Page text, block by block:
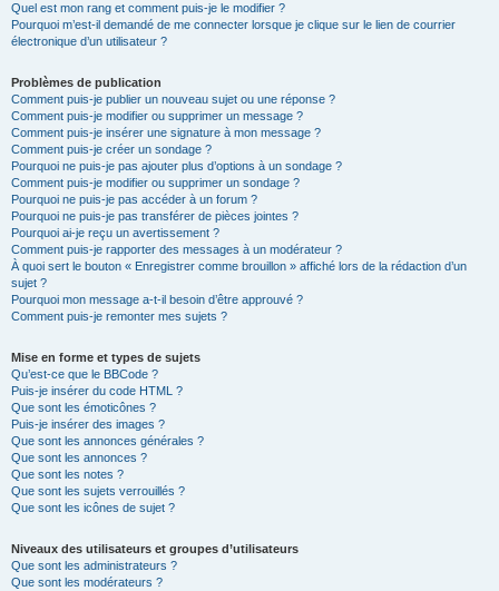
Quel est mon rang et comment puis-je le modifier ?
Pourquoi m’est-il demandé de me connecter lorsque je clique sur le lien de courrier
électronique d’un utilisateur ?
Problèmes de publication
Comment puis-je publier un nouveau sujet ou une réponse ?
Comment puis-je modifier ou supprimer un message ?
Comment puis-je insérer une signature à mon message ?
Comment puis-je créer un sondage ?
Pourquoi ne puis-je pas ajouter plus d’options à un sondage ?
Comment puis-je modifier ou supprimer un sondage ?
Pourquoi ne puis-je pas accéder à un forum ?
Pourquoi ne puis-je pas transférer de pièces jointes ?
Pourquoi ai-je reçu un avertissement ?
Comment puis-je rapporter des messages à un modérateur ?
À quoi sert le bouton « Enregistrer comme brouillon » affiché lors de la rédaction d’un
sujet ?
Pourquoi mon message a-t-il besoin d’être approuvé ?
Comment puis-je remonter mes sujets ?
Mise en forme et types de sujets
Qu’est-ce que le BBCode ?
Puis-je insérer du code HTML ?
Que sont les émoticônes ?
Puis-je insérer des images ?
Que sont les annonces générales ?
Que sont les annonces ?
Que sont les notes ?
Que sont les sujets verrouillés ?
Que sont les icônes de sujet ?
Niveaux des utilisateurs et groupes d’utilisateurs
Que sont les administrateurs ?
Que sont les modérateurs ?